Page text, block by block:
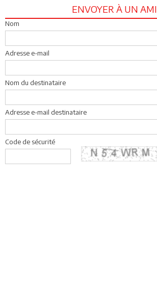
ENVOYER À UN AMI
Nom
Adresse e-mail
Nom du destinataire
Adresse e-mail destinataire
Code de sécurité